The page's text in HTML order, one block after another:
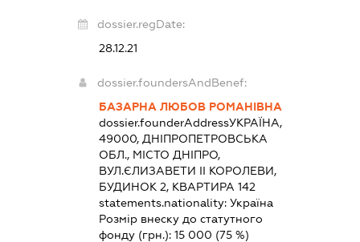
dossier.regDate:
28.12.21
dossier.foundersAndBenef:
БАЗАРНА ЛЮБОВ РОМАНІВНА
dossier.founderAddressУКРАЇНА,
49000, ДНІПРОПЕТРОВСЬКА
ОБЛ., МІСТО ДНІПРО,
ВУЛ.ЄЛИЗАВЕТИ ІІ КОРОЛЕВИ,
БУДИНОК 2, КВАРТИРА 142
statements.nationality: Україна
Розмір внеску до статутного
фонду (грн.): 15 000 (75 %)